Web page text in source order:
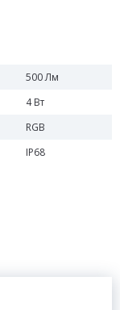
500 Лм
4 Вт
RGB
IP68